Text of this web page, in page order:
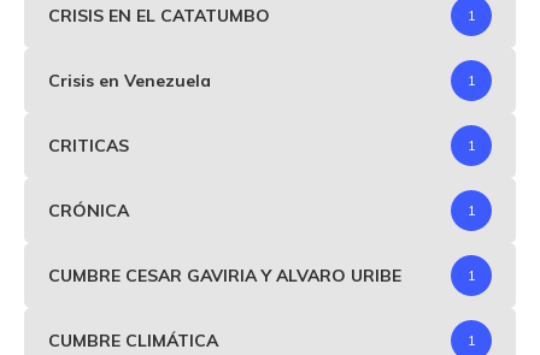
CRISIS EN EL CATATUMBO 1
Crisis en Venezuela 1
CRITICAS 1
CRÓNICA 1
CUMBRE CESAR GAVIRIA Y ALVARO URIBE 1
CUMBRE CLIMÁTICA 1